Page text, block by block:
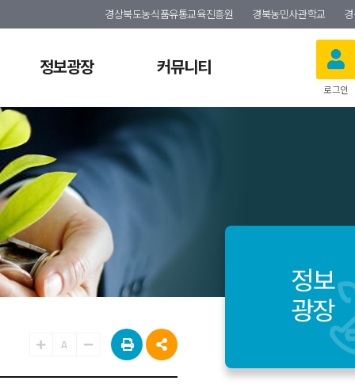
경상북도농식품유통교육진흥원 경북농민사관학교
정보광장 커뮤니티
로그인
정보
광장
A